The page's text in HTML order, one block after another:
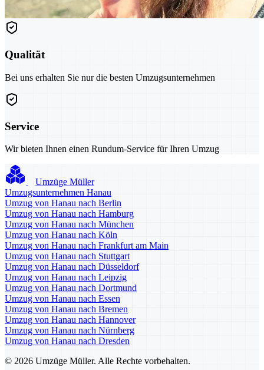
Qualität
Bei uns erhalten Sie nur die besten Umzugsunternehmen
Service
Wir bieten Ihnen einen Rundum-Service für Ihren Umzug
Umzüge Müller
Umzugsunternehmen Hanau
Umzug von Hanau nach Berlin
Umzug von Hanau nach Hamburg
Umzug von Hanau nach München
Umzug von Hanau nach Köln
Umzug von Hanau nach Frankfurt am Main
Umzug von Hanau nach Stuttgart
Umzug von Hanau nach Düsseldorf
Umzug von Hanau nach Leipzig
Umzug von Hanau nach Dortmund
Umzug von Hanau nach Essen
Umzug von Hanau nach Bremen
Umzug von Hanau nach Hannover
Umzug von Hanau nach Nürnberg
Umzug von Hanau nach Dresden
© 2026 Umzüge Müller. Alle Rechte vorbehalten.